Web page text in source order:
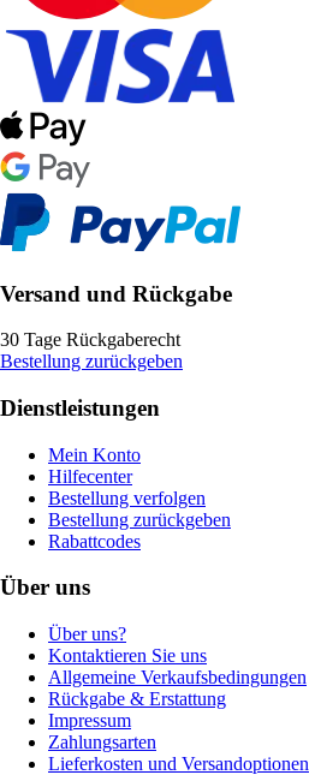
Versand und Rückgabe
30 Tage Rückgaberecht
Bestellung zurückgeben
Dienstleistungen
Mein Konto
Hilfecenter
Bestellung verfolgen
Bestellung zurückgeben
Rabattcodes
Über uns
Über uns?
Kontaktieren Sie uns
Allgemeine Verkaufsbedingungen
Rückgabe & Erstattung
Impressum
Zahlungsarten
Lieferkosten und Versandoptionen